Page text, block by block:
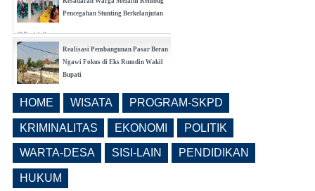
Pencegahan Stunting Berkelanjutan
(0 Reply(s))
Realisasi Pembangunan Pasar Beran
Ngawi Fokus di Eks Rumdin Wakil
Bupati
Buka Seleksi Direktur PDAM Definitif
(0 Reply(s))
HOME WISATA PROGRAM-SKPD
KRIMINALITAS EKONOMI POLITIK
WARTA-DESA SISI-LAIN PENDIDIKAN
HUKUM